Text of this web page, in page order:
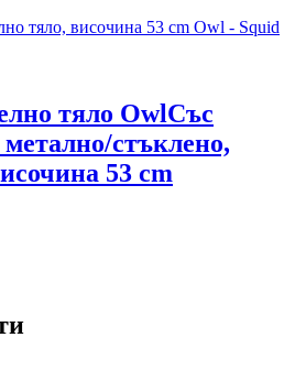
тяло OwlСъс
стъклено,
53 cm